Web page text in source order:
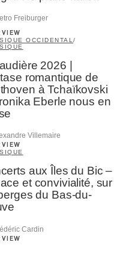
Freiburger
OCCIDENTAL /
2026 |
romantique de
à Tchaïkovski
Eberle nous en
Villemaire
aux Îles du Bic –
et convivialité, sur
du Bas-du-
Cardin